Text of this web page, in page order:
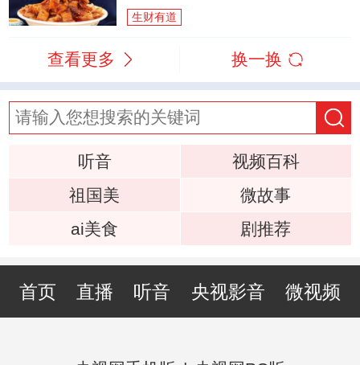
生财有道
查看更多 换一换
听音
视频百科
祖国美
微故事
ai美食
剧推荐
首页 直播 听音 央视影音 微视频